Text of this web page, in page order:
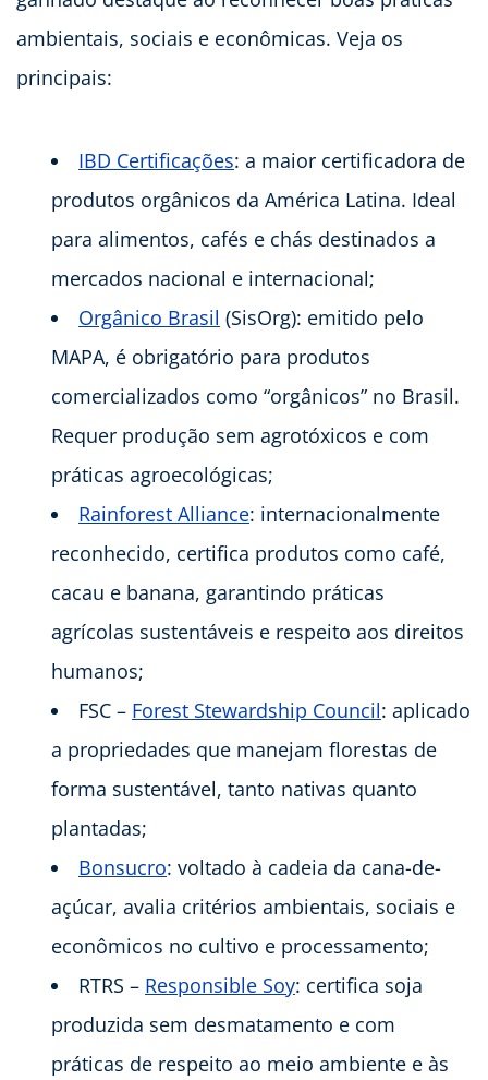
ambientais, sociais e econômicas. Veja os
principais:
IBD Certificações: a maior certificadora de
produtos orgânicos da América Latina. Ideal
para alimentos, cafés e chás destinados a
mercados nacional e internacional;
Orgânico Brasil (SisOrg): emitido pelo
MAPA, é obrigatório para produtos
comercializados como “orgânicos” no Brasil.
Requer produção sem agrotóxicos e com
práticas agroecológicas;
Rainforest Alliance: internacionalmente
reconhecido, certifica produtos como café,
cacau e banana, garantindo práticas
agrícolas sustentáveis e respeito aos direitos
humanos;
FSC – Forest Stewardship Council: aplicado
a propriedades que manejam florestas de
forma sustentável, tanto nativas quanto
plantadas;
Bonsucro: voltado à cadeia da cana-de-
açúcar, avalia critérios ambientais, sociais e
econômicos no cultivo e processamento;
RTRS – Responsible Soy: certifica soja
produzida sem desmatamento e com
práticas de respeito ao meio ambiente e às